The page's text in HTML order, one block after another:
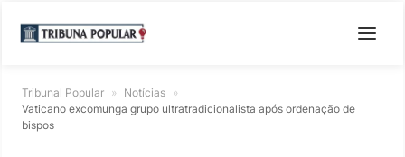
Tribunal Popular » Notícias »
Vaticano excomunga grupo ultratradicionalista após ordenação de
bispos